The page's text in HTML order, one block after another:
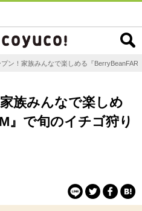
ン！家族みんなで楽しめる『
族みんなで楽しめ
』で旬のイチゴ狩り